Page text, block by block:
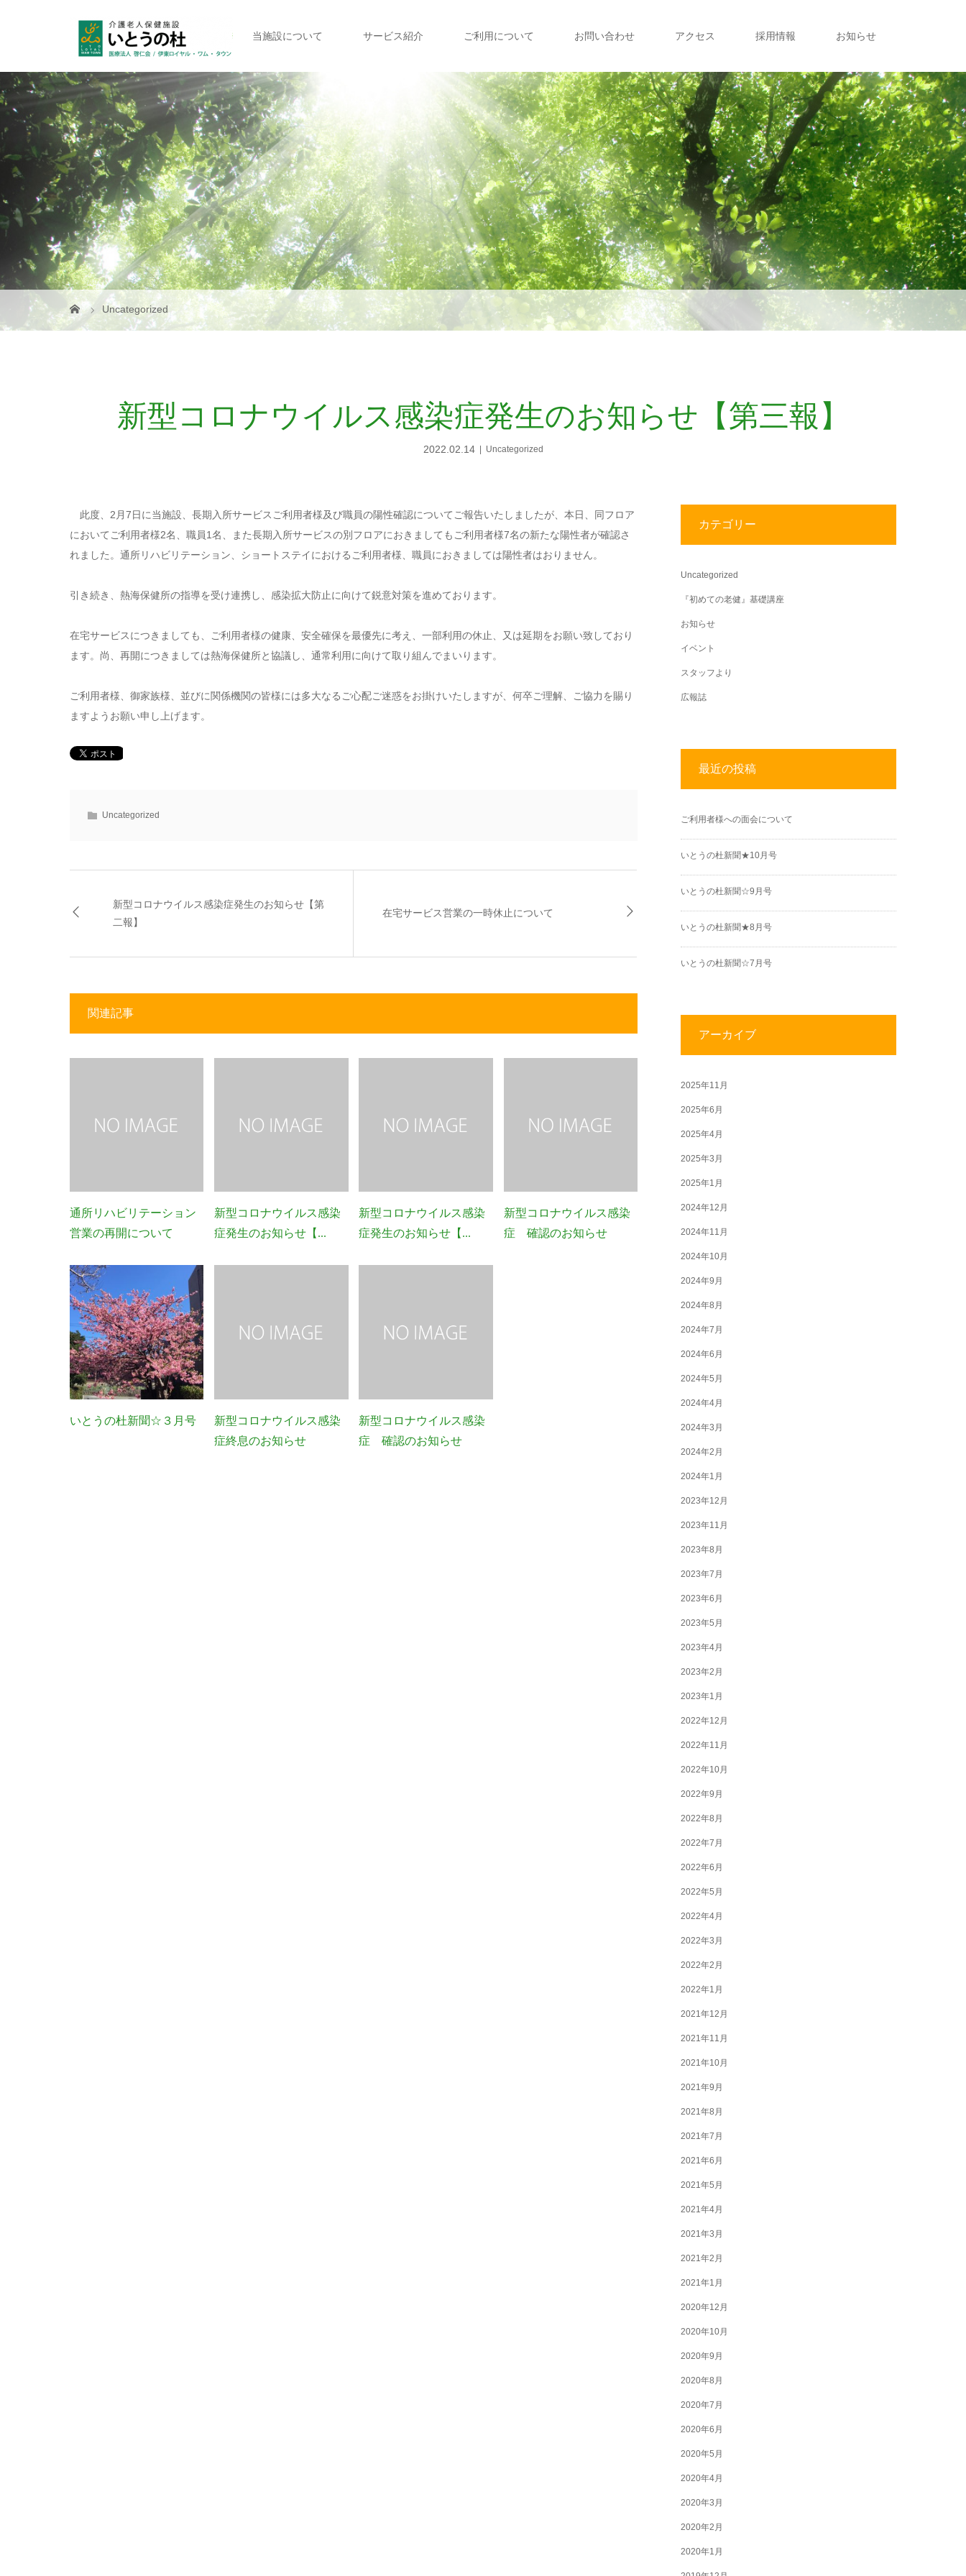
当施設について サービス紹介 ご利用について お問い合わせ アクセス 採用情報 お知らせ
Uncategorized
新型コロナウイルス感染症発生のお知らせ【第三報】
2022.02.14 Uncategorized
此度、2月7日に当施設、長期入所サービスご利用者様及び職員の陽性確認についてご報告いたしましたが、本日、同フロア
においてご利用者様2名、職員1名、また長期入所サービスの別フロアにおきましてもご利用者様7名の新たな陽性者が確認さ
れました。通所リハビリテーション、ショートステイにおけるご利用者様、職員におきましては陽性者はおりません。
引き続き、熱海保健所の指導を受け連携し、感染拡大防止に向けて鋭意対策を進めております。
在宅サービスにつきましても、ご利用者様の健康、安全確保を最優先に考え、一部利用の休止、又は延期をお願い致しており
ます。尚、再開につきましては熱海保健所と協議し、通常利用に向けて取り組んでまいります。
ご利用者様、御家族様、並びに関係機関の皆様には多大なるご心配ご迷惑をお掛けいたしますが、何卒ご理解、ご協力を賜り
ますようお願い申し上げます。
Uncategorized
新型コロナウイルス感染症発生のお知らせ【第
二報】
在宅サービス営業の一時休止について
関連記事
通所リハビリテーション
営業の再開について
新型コロナウイルス感染
症発生のお知らせ【...
新型コロナウイルス感染
症発生のお知らせ【...
新型コロナウイルス感染
症 確認のお知らせ
いとうの杜新聞☆３月号
新型コロナウイルス感染
症終息のお知らせ
新型コロナウイルス感染
症 確認のお知らせ
カテゴリー
Uncategorized
『初めての老健』基礎講座
お知らせ
イベント
スタッフより
広報誌
最近の投稿
ご利用者様への面会について
いとうの杜新聞★10月号
いとうの杜新聞☆9月号
いとうの杜新聞★8月号
いとうの杜新聞☆7月号
アーカイブ
2025年11月
2025年6月
2025年4月
2025年3月
2025年1月
2024年12月
2024年11月
2024年10月
2024年9月
2024年8月
2024年7月
2024年6月
2024年5月
2024年4月
2024年3月
2024年2月
2024年1月
2023年12月
2023年11月
2023年8月
2023年7月
2023年6月
2023年5月
2023年4月
2023年2月
2023年1月
2022年12月
2022年11月
2022年10月
2022年9月
2022年8月
2022年7月
2022年6月
2022年5月
2022年4月
2022年3月
2022年2月
2022年1月
2021年12月
2021年11月
2021年10月
2021年9月
2021年8月
2021年7月
2021年6月
2021年5月
2021年4月
2021年3月
2021年2月
2021年1月
2020年12月
2020年10月
2020年9月
2020年8月
2020年7月
2020年6月
2020年5月
2020年4月
2020年3月
2020年2月
2020年1月